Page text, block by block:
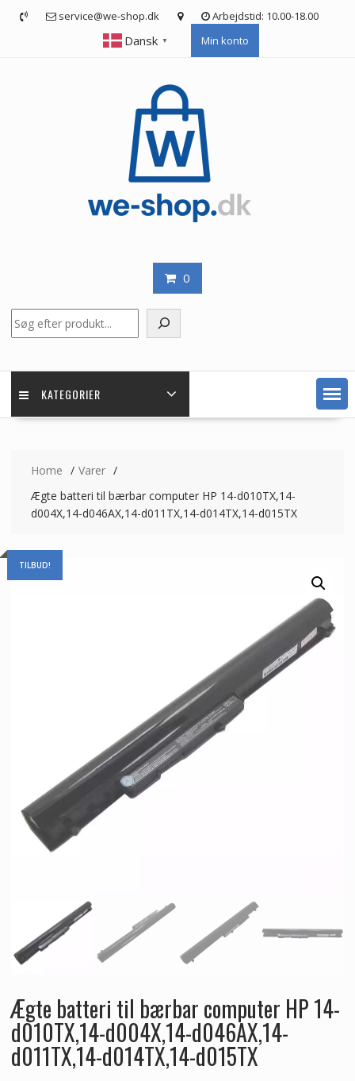
service@we-shop.dk Arbejdstid: 10.00-18.00
Dansk ▼ Min konto
0
KATEGORIER
Home
Varer
Ægte batteri til bærbar computer HP 14-d010TX,14-
d004X,14-d046AX,14-d011TX,14-d014TX,14-d015TX
TILBUD!
Ægte batteri til bærbar computer HP 14-
d010TX,14-d004X,14-d046AX,14-
d011TX,14-d014TX,14-d015TX